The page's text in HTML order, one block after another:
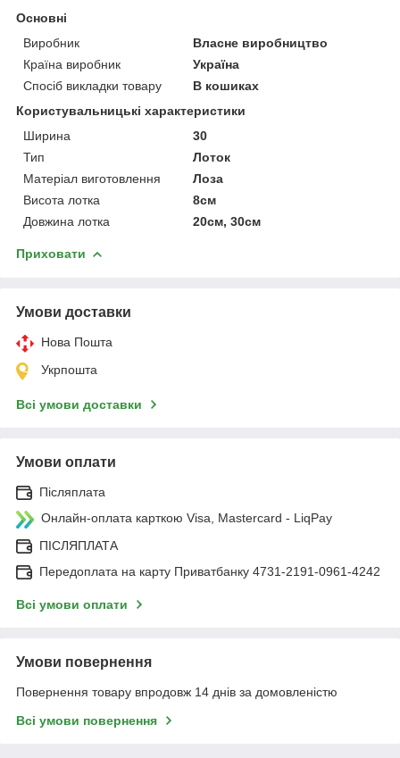
Основні
Виробник
Власне виробництво
Країна виробник
Україна
Спосіб викладки товару
В кошиках
Користувальницькі характеристики
Ширина
30
Тип
Лоток
Матеріал виготовлення
Лоза
Висота лотка
8см
Довжина лотка
20см, 30см
Приховати
Умови доставки
Нова Пошта
Укрпошта
Всі умови доставки
Умови оплати
Післяплата
Онлайн-оплата карткою Visa, Mastercard - LiqPay
ПІСЛЯПЛАТА
Передоплата на карту Приватбанку 4731-2191-0961-4242
Всі умови оплати
Умови повернення
Повернення товару впродовж 14 днів за домовленістю
Всі умови повернення